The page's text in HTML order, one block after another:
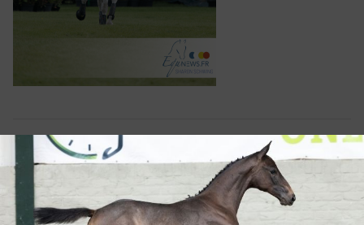
OVERIG NIEUWS
Maarten Boon neemt leiding bij Belgisch
eventingkampioenschap in Arville!